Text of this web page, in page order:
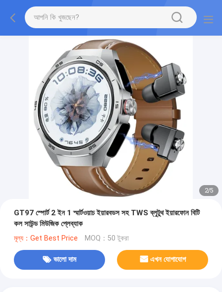
2/5
GT97 স্পোর্ট 2 ইন 1 স্মার্টওয়াচ ইয়ারবডস সহ TWS ব্লুটুথ ইয়ারফোন বিটি
কল সাউন্ড মিউজিক প্লেব্যাক
মূল্য：Get Best Price MOQ：50 টুকরা
ভালো দাম এখন যোগাযোগ